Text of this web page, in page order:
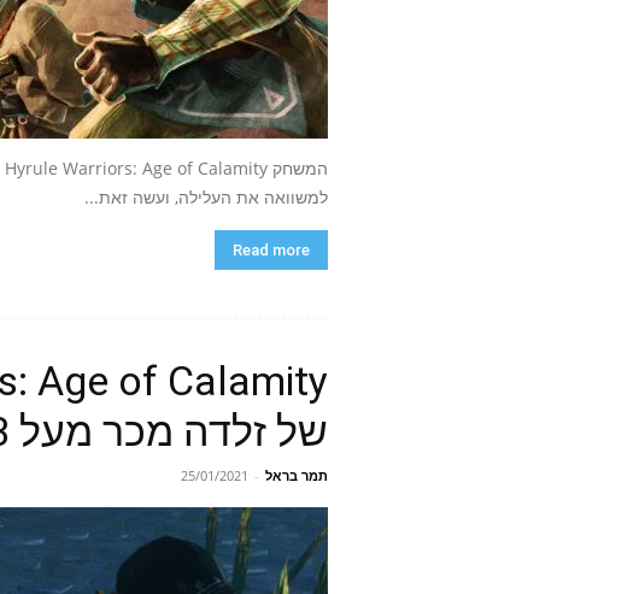
למשוואה את העלילה, ועשה זאת...
Read more
של זלדה מכר מעל 3 מיליון עותקים
תמר בראל -
25/01/2021